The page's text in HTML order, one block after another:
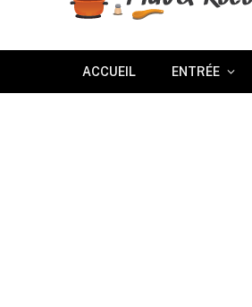
ACCUEIL ENTRÉE